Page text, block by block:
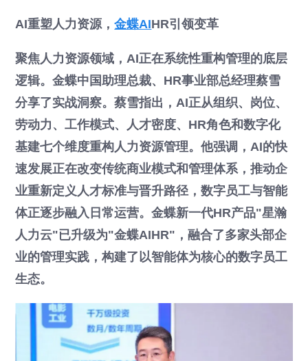
AI重塑人力资源，金蝶AIHR引领变革
聚焦人力资源领域，AI正在系统性重构管理的底层
逻辑。金蝶中国助理总裁、HR事业部总经理蔡雪
分享了实战洞察。蔡雪指出，AI正从组织、岗位、
劳动力、工作模式、人才密度、HR角色和数字化
基建七个维度重构人力资源管理。他强调，AI的快
速发展正在改变传统商业模式和管理体系，推动企
业重新定义人才标准与晋升路径，数字员工与智能
体正逐步融入日常运营。金蝶新一代HR产品"星瀚
人力云"已升级为"金蝶AIHR"，融合了多家头部企
业的管理实践，构建了以智能体为核心的数字员工
生态。